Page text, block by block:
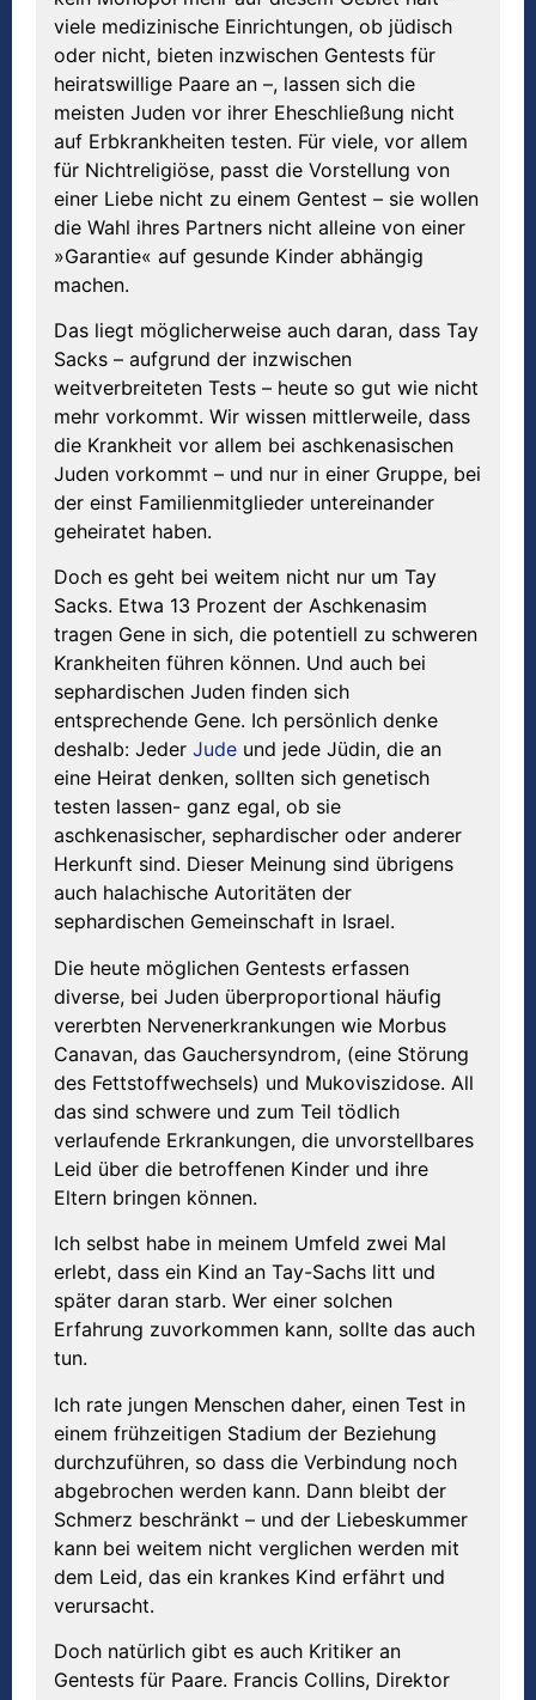
viele medizinische Einrichtungen, ob jüdisch
oder nicht, bieten inzwischen Gentests für
heiratswillige Paare an –, lassen sich die
meisten Juden vor ihrer Eheschließung nicht
auf Erbkrankheiten testen. Für viele, vor allem
für Nichtreligiöse, passt die Vorstellung von
einer Liebe nicht zu einem Gentest – sie wollen
die Wahl ihres Partners nicht alleine von einer
»Garantie« auf gesunde Kinder abhängig
machen.
Das liegt möglicherweise auch daran, dass Tay
Sacks – aufgrund der inzwischen
weitverbreiteten Tests – heute so gut wie nicht
mehr vorkommt. Wir wissen mittlerweile, dass
die Krankheit vor allem bei aschkenasischen
Juden vorkommt – und nur in einer Gruppe, bei
der einst Familienmitglieder untereinander
geheiratet haben.
Doch es geht bei weitem nicht nur um Tay
Sacks. Etwa 13 Prozent der Aschkenasim
tragen Gene in sich, die potentiell zu schweren
Krankheiten führen können. Und auch bei
sephardischen Juden finden sich
entsprechende Gene. Ich persönlich denke
deshalb: Jeder Jude und jede Jüdin, die an
eine Heirat denken, sollten sich genetisch
testen lassen- ganz egal, ob sie
aschkenasischer, sephardischer oder anderer
Herkunft sind. Dieser Meinung sind übrigens
auch halachische Autoritäten der
sephardischen Gemeinschaft in Israel.
Die heute möglichen Gentests erfassen
diverse, bei Juden überproportional häufig
vererbten Nervenerkrankungen wie Morbus
Canavan, das Gauchersyndrom, (eine Störung
des Fettstoffwechsels) und Mukoviszidose. All
das sind schwere und zum Teil tödlich
verlaufende Erkrankungen, die unvorstellbares
Leid über die betroffenen Kinder und ihre
Eltern bringen können.
Ich selbst habe in meinem Umfeld zwei Mal
erlebt, dass ein Kind an Tay-Sachs litt und
später daran starb. Wer einer solchen
Erfahrung zuvorkommen kann, sollte das auch
tun.
Ich rate jungen Menschen daher, einen Test in
einem frühzeitigen Stadium der Beziehung
durchzuführen, so dass die Verbindung noch
abgebrochen werden kann. Dann bleibt der
Schmerz beschränkt – und der Liebeskummer
kann bei weitem nicht verglichen werden mit
dem Leid, das ein krankes Kind erfährt und
verursacht.
Doch natürlich gibt es auch Kritiker an
Gentests für Paare. Francis Collins, Direktor